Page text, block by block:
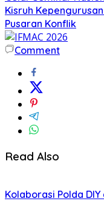
Kisruh
Pusaran Konflik
Comment
Read Also
Kolaborasi Polda